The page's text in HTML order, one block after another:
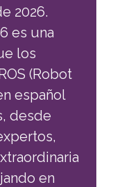
2026.
es una
los
(Robot
español
desde
en